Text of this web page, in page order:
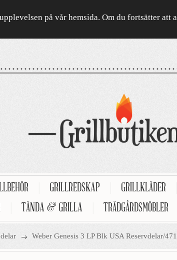
på vår hemsida. Om du fortsätter att
GRILLREDSKAP GRILLKLÄDER
TÄNDA & GRILLA TRÄDGÅRDSMÖBLER
→ Weber Genesis 3 LP Blk USA Reservdelar/